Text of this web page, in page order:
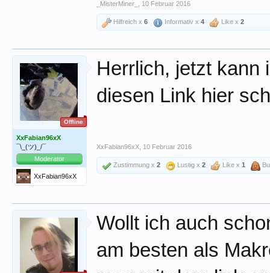
_MisterMiner_ 10 Februar 2016
Hilfreich x 6 Informativ x 4 Like x 2
Offline
XxFabian96xX
¯\_(ツ)_/¯
Moderator
XxFabian96xX
Herrlich, jetzt kann
diesen Link hier
XxFabian96xX 10 Februar 2016
Zustimmung x 2 Lustig x 2 Like x 1
Wollt ich auch
am besten als